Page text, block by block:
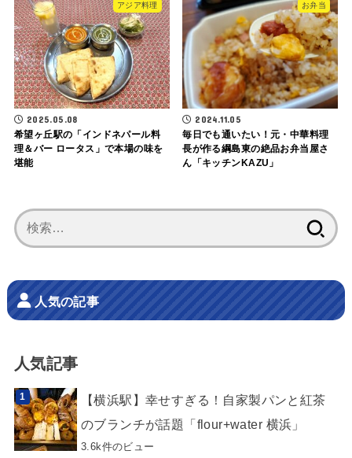
アジア料理
2025.05.08
希望ヶ丘駅の「インドネパール料
理＆バー ロータス」で本場の味を
堪能
お弁当
2024.11.05
毎日でも通いたい！元・中華料理
長が作る綱島東の絶品お弁当屋さ
ん「キッチンKAZU」
索:
人気の記事
人気記事
【横浜駅】幸せすぎる！自家製パンと紅茶
のブランチが話題「flour+water 横浜」
3.6k件のビュー